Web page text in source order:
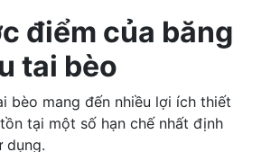
điểm của băng
tai bèo
bèo mang đến nhiều lợi ích thiết
tại một số hạn chế nhất định
dụng.